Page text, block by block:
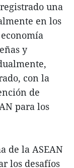
una
en los
y
con la
de
para los
de la ASEAN
los desafíos